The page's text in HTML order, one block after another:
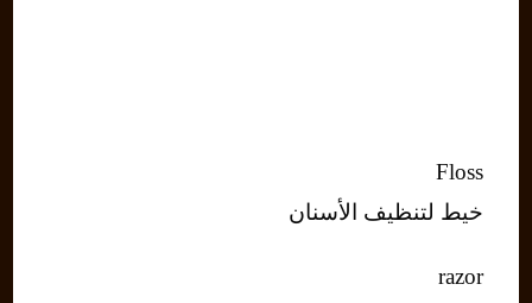
Floss
خيط لتنظيف الأسنان
razor